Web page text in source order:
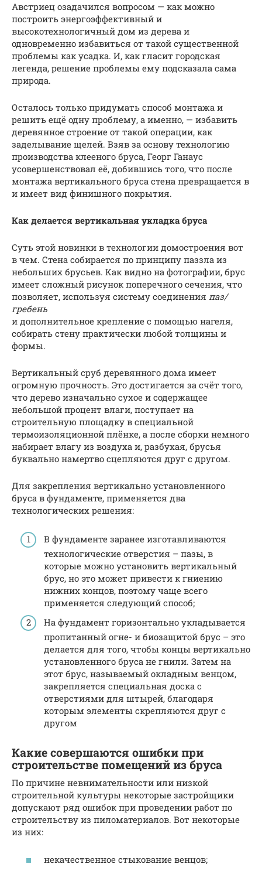
Австриец озадачился вопросом — как можно
построить энергоэффективный и
высокотехнологичный дом из дерева и
одновременно избавиться от такой существенной
проблемы как усадка. И, как гласит городская
легенда, решение проблемы ему подсказала сама
природа.
Осталось только придумать способ монтажа и
решить ещё одну проблему, а именно, — избавить
деревянное строение от такой операции, как
заделывание щелей. Взяв за основу технологию
производства клееного бруса, Георг Ганаус
усовершенствовал её, добившись того, что после
монтажа вертикального бруса стена превращается в
и имеет вид финишного покрытия.
Как делается вертикальная укладка бруса
Суть этой новинки в технологии домостроения вот
в чем. Стена собирается по принципу паззла из
небольших брусьев. Как видно на фотографии, брус
имеет сложный рисунок поперечного сечения, что
позволяет, используя систему соединения паз/
гребень
и дополнительное крепление с помощью нагеля,
собирать стену практически любой толщины и
формы.
Вертикальный сруб деревянного дома имеет
огромную прочность. Это достигается за счёт того,
что дерево изначально сухое и содержащее
небольшой процент влаги, поступает на
строительную площадку в специальной
термоизоляционной плёнке, а после сборки немного
набирает влагу из воздуха и, разбухая, брусья
буквально намертво сцепляются друг с другом.
Для закрепления вертикально установленного
бруса в фундаменте, применяется два
технологических решения:
В фундаменте заранее изготавливаются
технологические отверстия – пазы, в
которые можно установить вертикальный
брус, но это может привести к гниению
нижних концов, поэтому чаще всего
применяется следующий способ;
На фундамент горизонтально укладывается
пропитанный огне- и биозащитой брус – это
делается для того, чтобы концы вертикально
установленного бруса не гнили. Затем на
этот брус, называемый окладным венцом,
закрепляется специальная доска с
отверстиями для штырей, благодаря
которым элементы скрепляются друг с
другом
Какие совершаются ошибки при
строительстве помещений из бруса
По причине невнимательности или низкой
строительной культуры некоторые застройщики
допускают ряд ошибок при проведении работ по
строительству из пиломатериалов. Вот некоторые
из них:
некачественное стыкование венцов;